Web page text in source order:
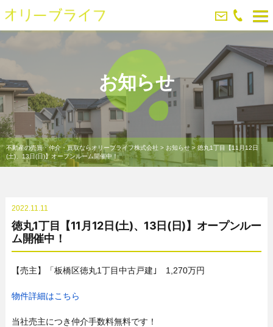
お知らせ
不動産の売買・仲介・買取ならオリーブライフ株式会社 > お知らせ>徳丸1丁目【11月12日
(土)、13日(日)】オープンルーム開催中！
2022.11.11
徳丸1丁目【11月12日(土)、13日(日)】オープンルー
ム開催中！
【売主】「板橋区徳丸1丁目中古戸建｣ 1,270万円
物件詳細はこちら
当社売主につき仲介手数料無料です！